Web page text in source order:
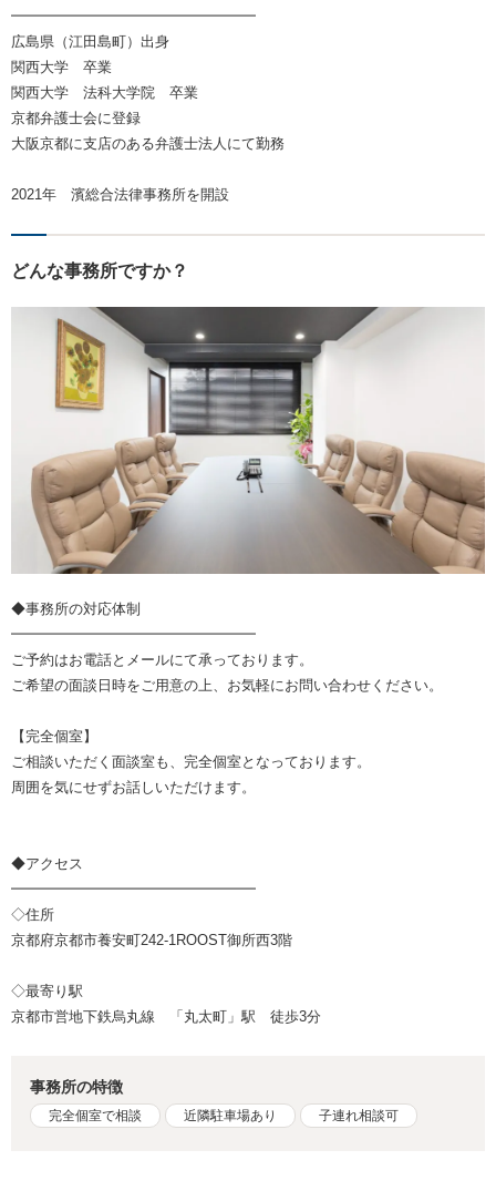
━━━━━━━━━━━━━━━━━
広島県（江田島町）出身
関西大学 卒業
関西大学 法科大学院 卒業
京都弁護士会に登録
大阪京都に支店のある弁護士法人にて勤務
2021年 濱総合法律事務所を開設
どんな事務所ですか？
◆事務所の対応体制
━━━━━━━━━━━━━━━━━
ご予約はお電話とメールにて承っております。
ご希望の面談日時をご用意の上、お気軽にお問い合わせください。
【完全個室】
ご相談いただく面談室も、完全個室となっております。
周囲を気にせずお話しいただけます。
◆アクセス
━━━━━━━━━━━━━━━━━
◇住所
京都府京都市養安町242-1ROOST御所西3階
◇最寄り駅
京都市営地下鉄烏丸線 「丸太町」駅 徒歩3分
事務所の特徴
完全個室で相談 近隣駐車場あり 子連れ相談可